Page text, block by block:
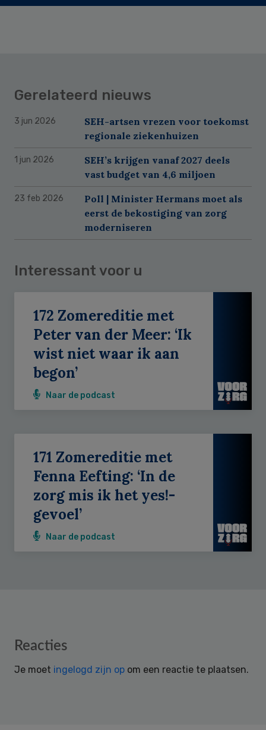
Gerelateerd nieuws
3 jun 2026
SEH-artsen vrezen voor toekomst
regionale ziekenhuizen
1 jun 2026
SEH’s krijgen vanaf 2027 deels
vast budget van 4,6 miljoen
23 feb 2026
Poll | Minister Hermans moet als
eerst de bekostiging van zorg
moderniseren
Interessant voor u
172 Zomereditie met
Peter van der Meer: ‘Ik
wist niet waar ik aan
begon’
Naar de podcast
171 Zomereditie met
Fenna Eefting: ‘In de
zorg mis ik het yes!-
gevoel’
Naar de podcast
Reader
Reacties
Je moet ingelogd zijn op om een reactie te plaatsen.